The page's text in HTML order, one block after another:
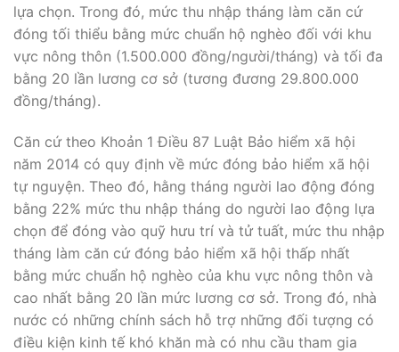
lựa chọn. Trong đó, mức thu nhập tháng làm căn cứ
đóng tối thiểu bằng mức chuẩn hộ nghèo đối với khu
vực nông thôn (1.500.000 đồng/người/tháng) và tối đa
bằng 20 lần lương cơ sở (tương đương 29.800.000
đồng/tháng).
Căn cứ theo Khoản 1 Điều 87 Luật Bảo hiểm xã hội
năm 2014 có quy định về mức đóng bảo hiểm xã hội
tự nguyện. Theo đó, hằng tháng người lao động đóng
bằng 22% mức thu nhập tháng do người lao động lựa
chọn để đóng vào quỹ hưu trí và tử tuất, mức thu nhập
tháng làm căn cứ đóng bảo hiểm xã hội thấp nhất
bằng mức chuẩn hộ nghèo của khu vực nông thôn và
cao nhất bằng 20 lần mức lương cơ sở. Trong đó, nhà
nước có những chính sách hỗ trợ những đối tượng có
điều kiện kinh tế khó khăn mà có nhu cầu tham gia